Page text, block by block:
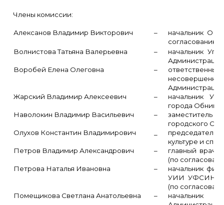
Члены комиссии:
Алексанов Владимир Викторович –
начальник
согласованию);
Волнистова Татьяна Валерьевна
–
начальник
Воробей Елена Олеговна
–
Жарский Владимир Алексеевич
–
начальник
города
Наволокин Владимир Васильевич
–
заместитель
городского
Олухов Константин Владимирович
культуре и
Петров Владимир Александрович
–
главный
(по
Петрова Наталья Ивановна
–
начальник
УИИ УФСИН
(по
Помещикова Светлана Анатольевна
–
начальник